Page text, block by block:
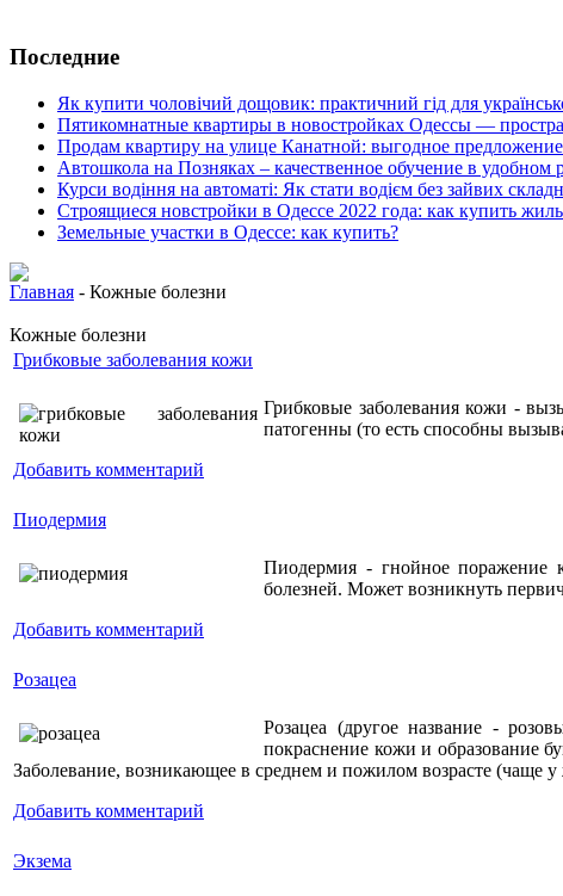
Последние
Як купити чоловічий дощовик: практичний гід для
Пятикомнатные квартиры в новостройках Одессы —
Продам квартиру на улице Канатной: выгодное
Автошкола на Позняках – качественное обучение в удобном
Курси водіння на автоматі: Як стати водієм без зайвих
Строящиеся новстройки в Одессе 2022 года: как купить
Земельные участки в Одессе: как купить?
Главная - Кожные болезни
Кожные болезни
Грибковые заболевания кожи
Грибковые заболевания кожи -
патогенны (то есть способны
Добавить комментарий
Пиодермия
Пиодермия - гнойное поражение
болезней. Может возникнуть
Добавить комментарий
Розацеа
Розацеа (другое название -
покраснение кожи и образование
Заболевание, возникающее в среднем и пожилом возрасте (чаще
Добавить комментарий
Экзема